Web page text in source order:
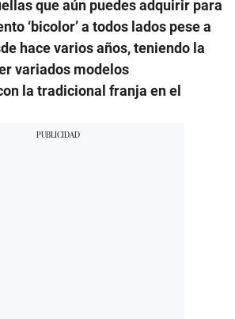
que aún puedes adquirir para
‘bicolor’ a todos lados pese a
hace varios años, teniendo la
variados modelos
la tradicional franja en el